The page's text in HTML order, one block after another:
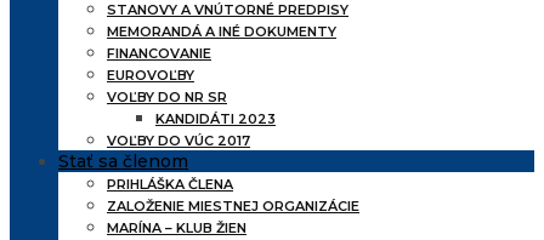
STANOVY A VNÚTORNÉ PREDPISY
MEMORANDÁ A INÉ DOKUMENTY
FINANCOVANIE
EUROVOĽBY
VOĽBY DO NR SR
KANDIDÁTI 2023
VOĽBY DO VÚC 2017
Stať sa členom
PRIHLÁŠKA ČLENA
ZALOŽENIE MIESTNEJ ORGANIZÁCIE
MARÍNA – KLUB ŽIEN